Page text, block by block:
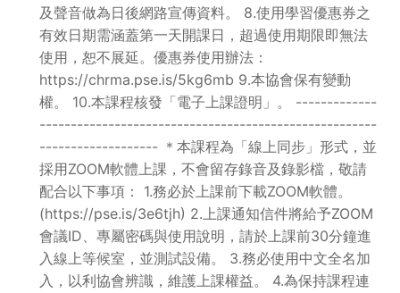
及聲音做為日後網路宣傳資料。 8.使用學習優惠券之
有效日期需涵蓋第一天開課日，超過使用期限即無法
使用，恕不展延。優惠券使用辦法：
https://chrma.pse.is/5kg6mb 9.本協會保有變動
權。 10.本課程核發「電子上課證明」。 -------------
------------------------------------------------------
------------------- ＊本課程為「線上同步」形式，並
採用ZOOM軟體上課，不會留存錄音及錄影檔，敬請
配合以下事項： 1.務必於上課前下載ZOOM軟體。
(https://pse.is/3e6tjh) 2.上課通知信件將給予ZOOM
會議ID、專屬密碼與使用說明，請於上課前30分鐘進
入線上等候室，並測試設備。 3.務必使用中文全名加
入，以利協會辨識，維護上課權益。 4.為保持課程連